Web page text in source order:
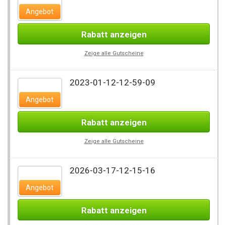
Angebot
Rabatt anzeigen
Zeige alle Gutscheine
Angebot
2023-01-12-12-59-09
Rabatt anzeigen
Zeige alle Gutscheine
Angebot
2026-03-17-12-15-16
Rabatt anzeigen